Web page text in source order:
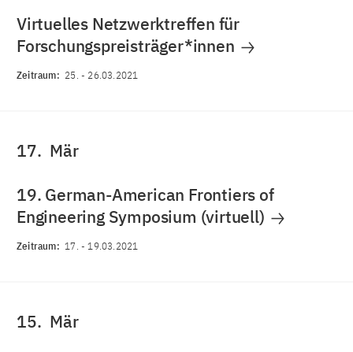
Virtuelles Netzwerktreffen für
Forschungspreisträger*innen
Zeitraum: 25. - 26.03.2021
17. Mär
19. German-American Frontiers of
Engineering Symposium (virtuell)
Zeitraum: 17. -19.03.2021
15. Mär